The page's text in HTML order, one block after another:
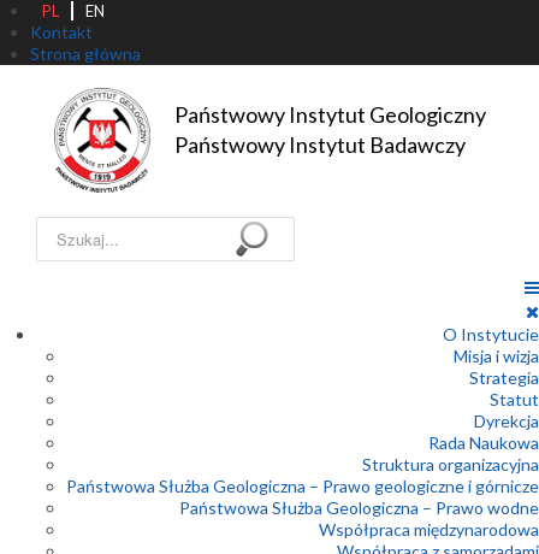
PL EN
Kontakt
Strona główna
Państwowy Instytut Geologiczny
Państwowy Instytut Badawczy
Szukaj...
O Instytucie
Misja i wizja
Strategia
Statut
Dyrekcja
Rada Naukowa
Struktura organizacyjna
Państwowa Służba Geologiczna – Prawo geologiczne i górnicze
Państwowa Służba Geologiczna – Prawo wodne
Współpraca międzynarodowa